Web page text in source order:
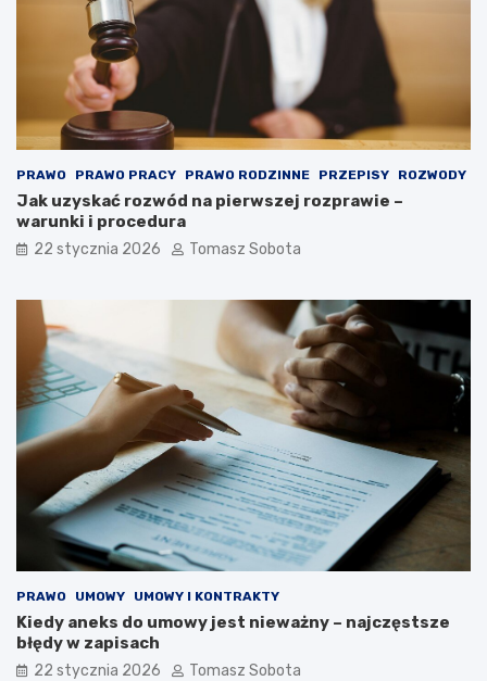
PRAWO PRAWO PRACY PRAWO RODZINNE PRZEPISY ROZWODY
Jak uzyskać rozwód na pierwszej rozprawie –
warunki i procedura
22 stycznia 2026 Tomasz Sobota
PRAWO UMOWY UMOWY I KONTRAKTY
Kiedy aneks do umowy jest nieważny – najczęstsze
błędy w zapisach
22 stycznia 2026 Tomasz Sobota